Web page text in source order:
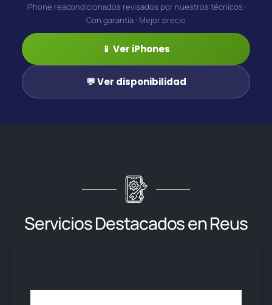
iPhone reacondicionados revisados por nuestros técnicos ·
Con garantía · Mejor precio
📱 Ver iPhones
💬 Ver disponibilidad
Servicios Destacados en Reus